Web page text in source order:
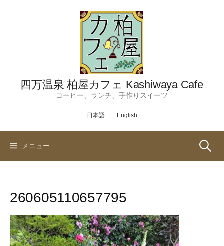
四万温泉 柏屋カフェ Kashiwaya Cafe
コーヒー、ランチ、手作りスイーツ
日本語 English
メニュー 検
260605110657795